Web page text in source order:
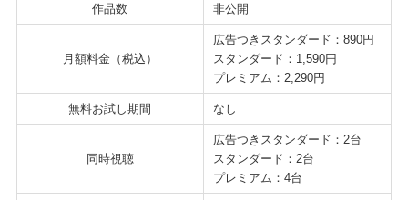
作品数 非公開
月額料金（税込）
広告つきスタンダード：890円
スタンダード：1,590円
プレミアム：2,290円
無料お試し期間 なし
同時視聴
広告つきスタンダード：2台
スタンダード：2台
プレミアム：4台